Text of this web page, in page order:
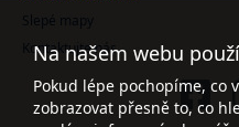
Slepé mapy
Kontaktujte nás
Na našem webu
Pokud lépe pochopíme, co
zobrazovat přesně to, co